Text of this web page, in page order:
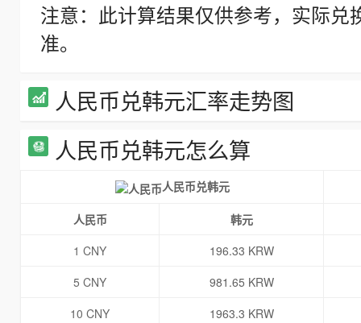
注意：此计算结果仅供参考，实际
准。
人民币兑韩元汇率走势图
人民币兑韩元怎么算
人民币兑韩元
人民币
韩元
1 CNY
196.33 KRW
5 CNY
981.65 KRW
10 CNY
1963.3 KRW